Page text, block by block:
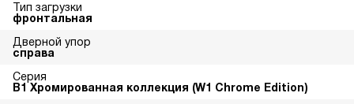
Тип загрузки
фронтальная
Дверной упор
справа
Серия
В1 Хромированная коллекция (W1 Chrome Edition)